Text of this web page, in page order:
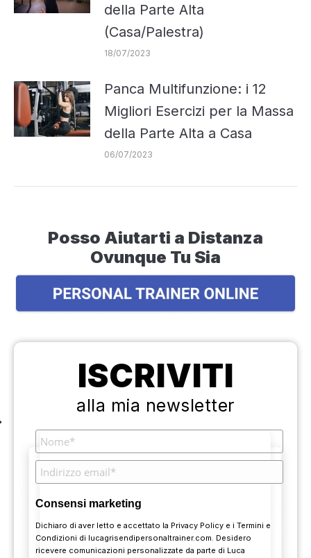
della Parte Alta
(Casa/Palestra)
18/07/2023
Panca Multifunzione: i 12
Migliori Esercizi per la Massa
della Parte Alta a Casa
06/07/2023
Posso Aiutarti a Distanza
Ovunque Tu Sia
ISCRIVITI
alla mia newsletter
Consensi marketing
Dichiaro di aver letto e accettato la Privacy Policy e iTermini e
Condizioni di lucagrisendipersonaltrainer.com. Desidero
ricevere comunicazioni personalizzate da parte di Luca